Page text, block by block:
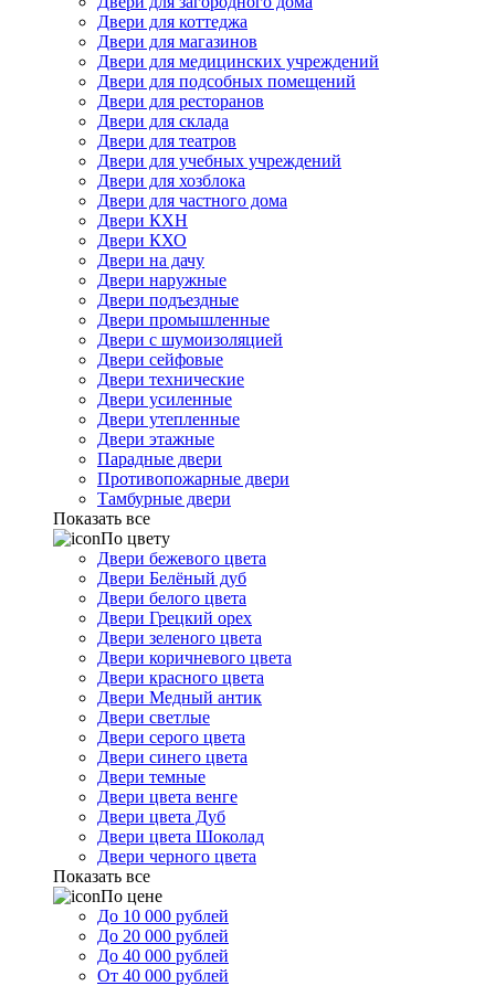
Двери для коттеджа
Двери для магазинов
Двери для медицинских учреждений
Двери для подсобных помещений
Двери для ресторанов
Двери для склада
Двери для театров
Двери для учебных учреждений
Двери для хозблока
Двери для частного дома
Двери КХН
Двери КХО
Двери на дачу
Двери наружные
Двери подъездные
Двери промышленные
Двери с шумоизоляцией
Двери сейфовые
Двери технические
Двери усиленные
Двери утепленные
Двери этажные
Парадные двери
Противопожарные двери
Тамбурные двери
Показать все
По цвету
Двери бежевого цвета
Двери Белёный дуб
Двери белого цвета
Двери Грецкий орех
Двери зеленого цвета
Двери коричневого цвета
Двери красного цвета
Двери Медный антик
Двери светлые
Двери серого цвета
Двери синего цвета
Двери темные
Двери цвета венге
Двери цвета Дуб
Двери цвета Шоколад
Двери черного цвета
Показать все
По цене
До 10 000 рублей
До 20 000 рублей
До 40 000 рублей
От 40 000 рублей